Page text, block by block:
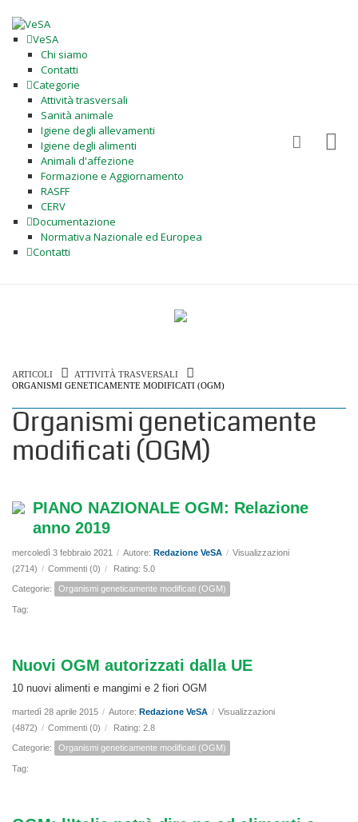
VeSA
Chi siamo
Contatti
Categorie
Attività trasversali
Sanità animale
Igiene degli allevamenti
Igiene degli alimenti
Animali d'affezione
Formazione e Aggiornamento
RASFF
CERV
Documentazione
Normativa Nazionale ed Europea
Contatti
ARTICOLI
ATTIVITÀ TRASVERSALI
ORGANISMI GENETICAMENTE MODIFICATI (OGM)
Organismi geneticamente
modificati (OGM)
PIANO NAZIONALE OGM: Relazione
anno 2019
mercoledì 3 febbraio 2021 / Autore: Redazione VeSA / Visualizzazioni
(2714) / Commenti (0) / Rating: 5.0
Categorie: Organismi geneticamente modificati (OGM)
Tag:
Nuovi OGM autorizzati dalla UE
10 nuovi alimenti e mangimi e 2 fiori OGM
martedì 28 aprile 2015 / Autore: Redazione VeSA / Visualizzazioni
(4872) / Commenti (0) / Rating: 2.8
Categorie: Organismi geneticamente modificati (OGM)
Tag: